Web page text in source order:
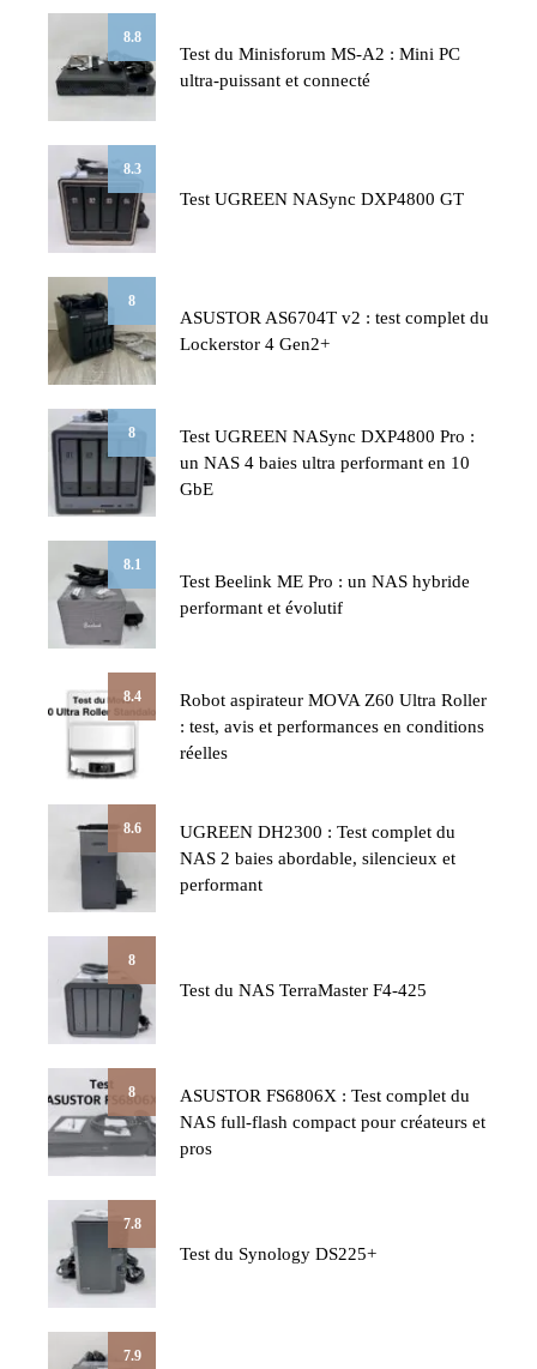
8.8
Test du Minisforum MS-A2 : Mini PC
ultra-puissant et connecté
8.3
Test UGREEN NASync DXP4800 GT
8
ASUSTOR AS6704T v2 : test complet du
Lockerstor 4 Gen2+
8
Test UGREEN NASync DXP4800 Pro :
un NAS 4 baies ultra performant en 10
GbE
8.1
Test Beelink ME Pro : un NAS hybride
performant et évolutif
8.4
Robot aspirateur MOVA Z60 Ultra Roller
: test, avis et performances en conditions
réelles
8.6
UGREEN DH2300 : Test complet du
NAS 2 baies abordable, silencieux et
performant
8
Test du NAS TerraMaster F4-425
8
ASUSTOR FS6806X : Test complet du
NAS full-flash compact pour créateurs et
pros
7.8
Test du Synology DS225+
7.9